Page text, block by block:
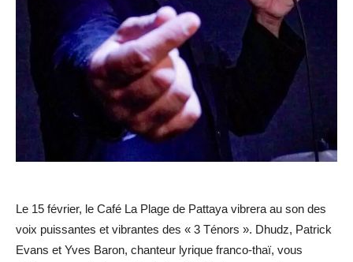
Le 15 février, le Café La Plage de Pattaya vibrera au son des
voix puissantes et vibrantes des « 3 Ténors ». Dhudz, Patrick
Evans et Yves Baron, chanteur lyrique franco-thaï, vous